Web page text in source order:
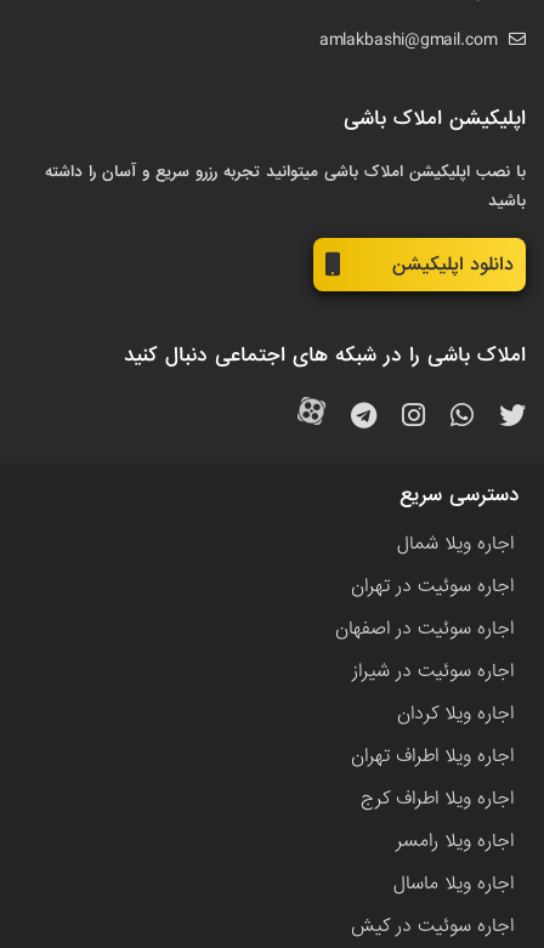
amlakbashi@gmail.com
اپلیکیشن املاک باشی
با نصب اپلیکیشن املاک باشی میتوانید تجربه رزرو سریع و آسان را داشته
باشید
دانلود اپلیکیشن
املاک باشی را در شبکه های اجتماعی دنبال کنید
دسترسی سریع
اجاره ویلا شمال
اجاره سوئیت در تهران
اجاره سوئیت در اصفهان
اجاره سوئیت در شیراز
اجاره ویلا کردان
اجاره ویلا اطراف تهران
اجاره ویلا اطراف کرج
اجاره ویلا رامسر
اجاره ویلا ماسال
اجاره سوئیت در کیش